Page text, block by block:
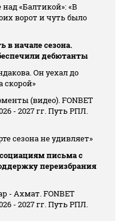
«Балтикой»: «В
ворот и чуть было
в начале сезона.
дебютанты
Он уехал до
скорой»
(видео). FONBET
- 2027 гг. Путь РПЛ.
сезона не удивляет»
письма с
переизбрания
- Ахмат. FONBET
- 2027 гг. Путь РПЛ.